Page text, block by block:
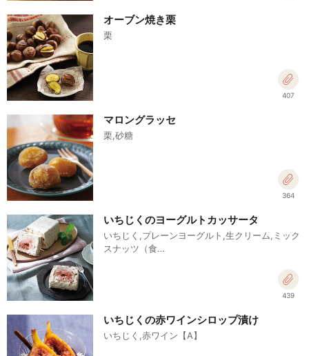
オーブン焼き栗
栗
407
マロングラッセ
栗,砂糖
364
いちじくのヨーグルトカッサータ
いちじく,プレーンヨーグルト,生クリーム,ミック
スナッツ（食…
439
いちじくの赤ワインシロップ漬け
いちじく,赤ワイン【A】